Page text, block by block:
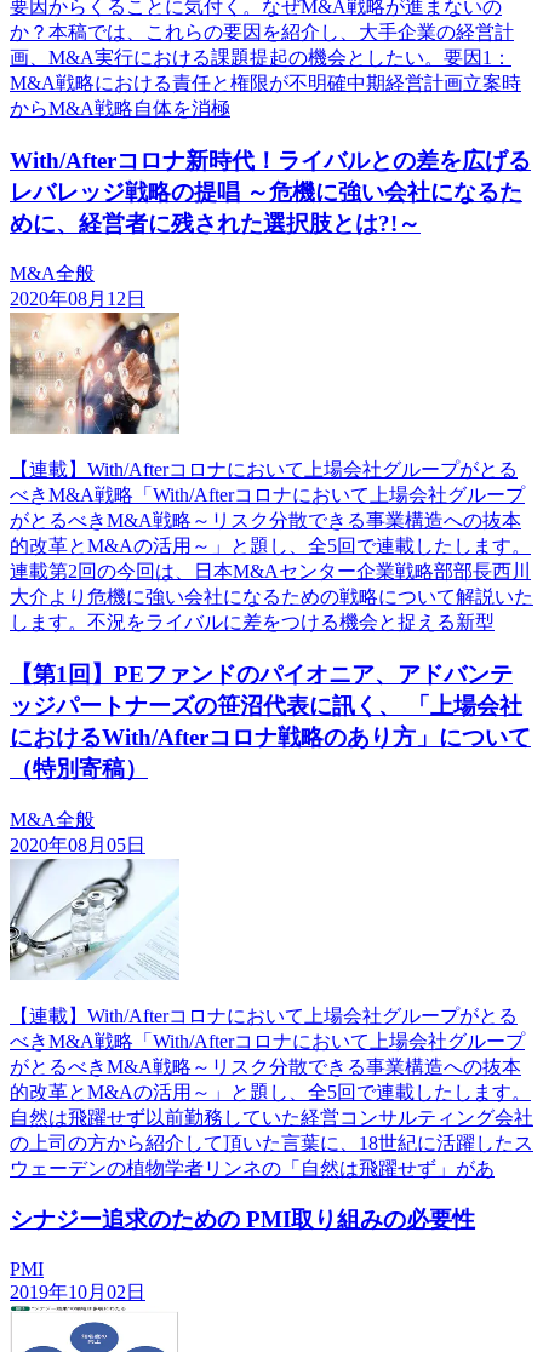
要因からくることに気付く。なぜM&A戦略が進まないの
か？本稿では、これらの要因を紹介し、大手企業の経営計
画、M&A実行における課題提起の機会としたい。要因1：
M&A戦略における責任と権限が不明確中期経営計画立案時
からM&A戦略自体を消極
With/Afterコロナ新時代！ライバルとの差を広げる
レバレッジ戦略の提唱 ～危機に強い会社になるた
めに、経営者に残された選択肢とは?!～
M&A全般
2020年08月12日
【連載】With/Afterコロナにおいて上場会社グループがとる
べきM&A戦略「With/Afterコロナにおいて上場会社グループ
がとるべきM&A戦略～リスク分散できる事業構造への抜本
的改革とM&Aの活用～」と題し、全5回で連載したします。
連載第2回の今回は、日本M&Aセンター企業戦略部部長西川
大介より危機に強い会社になるための戦略について解説いた
します。不況をライバルに差をつける機会と捉える新型
【第1回】PEファンドのパイオニア、アドバンテ
ッジパートナーズの笹沼代表に訊く、 「上場会社
におけるWith/Afterコロナ戦略のあり方」について
（特別寄稿）
M&A全般
2020年08月05日
【連載】With/Afterコロナにおいて上場会社グループがとる
べきM&A戦略「With/Afterコロナにおいて上場会社グループ
がとるべきM&A戦略～リスク分散できる事業構造への抜本
的改革とM&Aの活用～」と題し、全5回で連載したします。
自然は飛躍せず以前勤務していた経営コンサルティング会社
の上司の方から紹介して頂いた言葉に、18世紀に活躍したス
ウェーデンの植物学者リンネの「自然は飛躍せず」があ
シナジー追求のための PMI取り組みの必要性
PMI
2019年10月02日